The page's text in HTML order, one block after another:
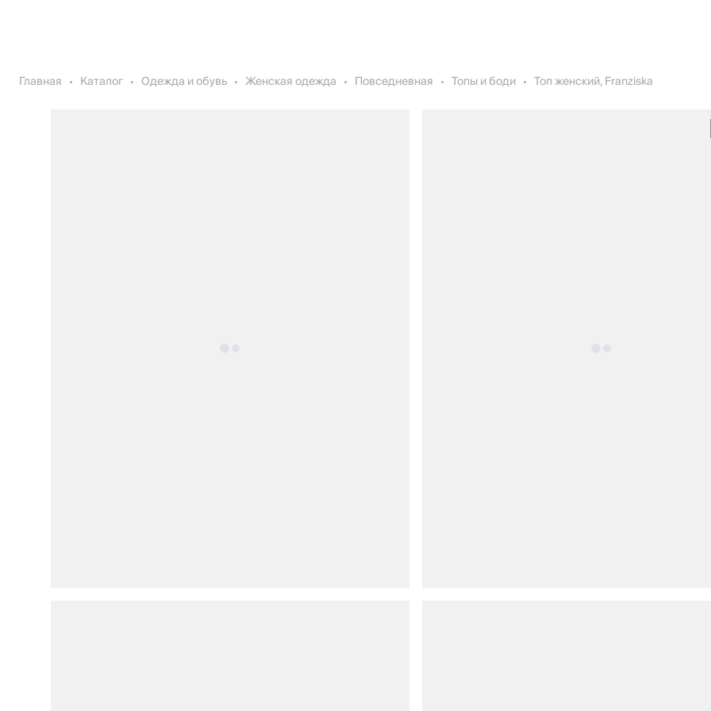
Главная Каталог Одежда и обувь Женская одежда Повседневная Топы и боди Топ женский, Franziska